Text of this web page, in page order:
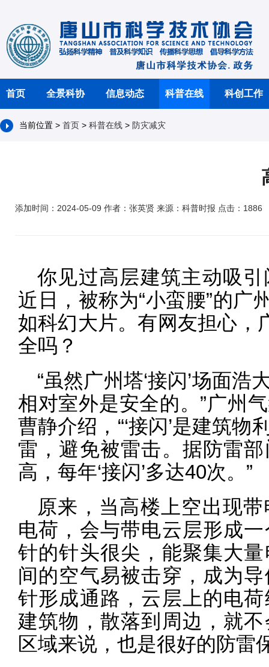
首页 全景科协 信息动态 科普在线 科创工作
当前位置 > 首页 > 科普在线 > 防灾减灾
添加时间：2024-05-09 作者：张英贤 来源：科普时报 点击：1886
你见过高层建筑主动吸
近日，被称为“小蛮腰”的广
如科幻大片。有网友担心，
全吗？
“虽然广州塔‘接闪’场面
相对室外是安全的。”广州
曹静介绍，“‘接闪’是建筑
雷，避免被雷击。据防雷
高，每年‘接闪’多达40次。”
原来，当高楼上空出现
电荷，会与带电云层形成
针的针头很尖，能聚集大
间的空气易被击穿，成为
针形成通路，云层上的电
建筑物，散落到周边，就
区域来说，也是很好的防雷